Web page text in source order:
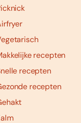
recepten
recepten
recepten